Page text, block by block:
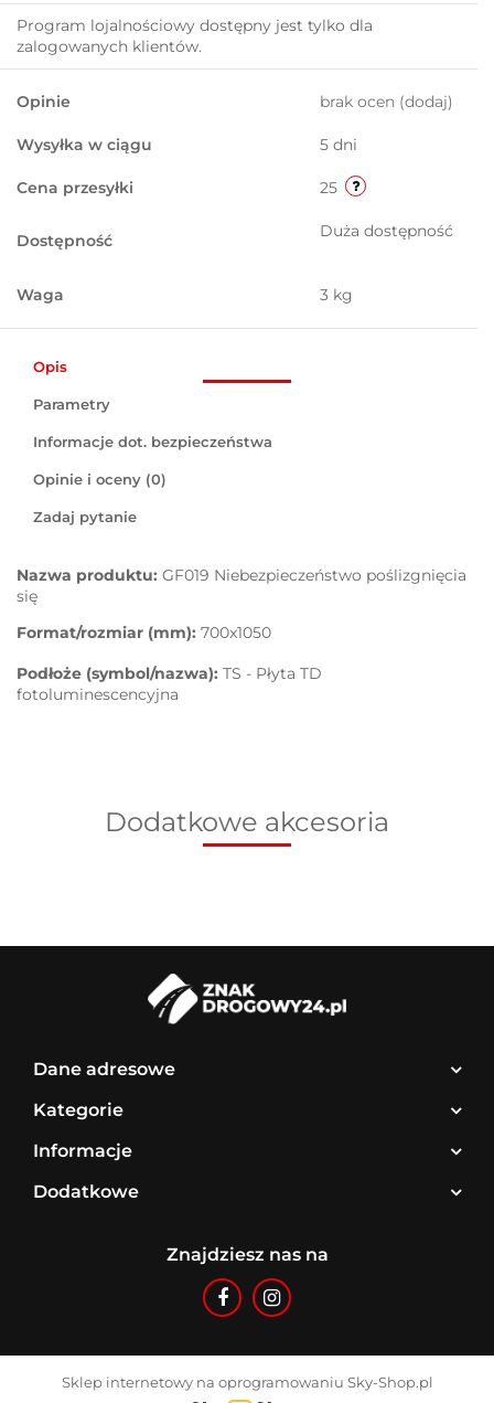
Program lojalnościowy dostępny jest tylko dla
zalogowanych klientów.
Opinie brak ocen (dodaj)
Wysyłka w ciągu 5 dni
Cena przesyłki 25
Dostępność Duża dostępność
Waga 3 kg
Opis
Parametry
Informacje dot. bezpieczeństwa
Opinie i oceny (0)
Zadaj pytanie
Nazwa produktu: GF019 Niebezpieczeństwo poślizgnięcia
się
Format/rozmiar (mm): 700x1050
Podłoże (symbol/nazwa): TS - Płyta TD
fotoluminescencyjna
Dodatkowe akcesoria
Dane adresowe
Kategorie
Informacje
Dodatkowe
Znajdziesz nas na
Sklep internetowy na oprogramowaniu Sky-Shop.pl